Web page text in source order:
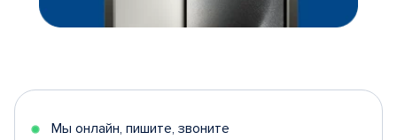
Мы онлайн, пишите, звоните